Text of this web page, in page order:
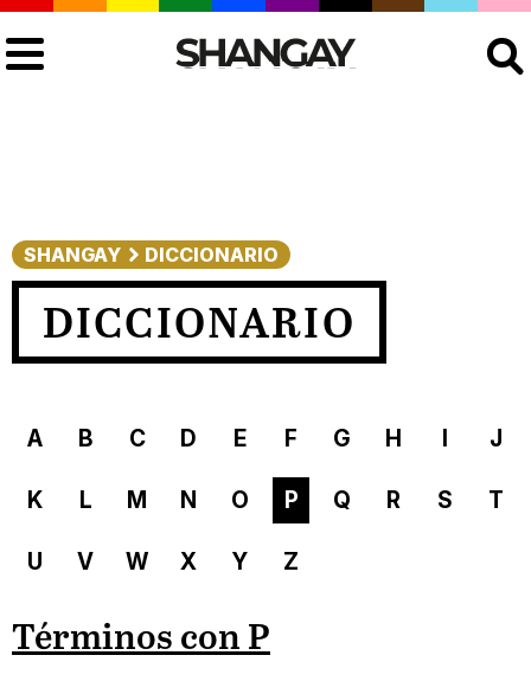
SHANGAY DICCIONARIO
DICCIONARIO
A B C D E F G H J
K L M N O P Q R S T
U V W X Y Z
Términos con P